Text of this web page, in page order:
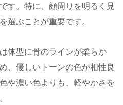
す。特に、顔周りを明るく見
選ぶことが重要です。
体型に骨のラインが柔らか
、優しいトーンの色が相性良
や濃い色よりも、軽やかさを